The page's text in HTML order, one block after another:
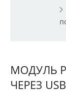
МОДУЛЬ
ЧЕРЕЗ